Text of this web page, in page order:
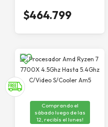
$464.799
Comprando el
sábado luego de las
12, recibís el lunes!